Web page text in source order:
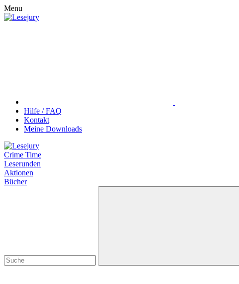
Menu
Hilfe / FAQ
Kontakt
Meine Downloads
Crime Time
Leserunden
Aktionen
Bücher